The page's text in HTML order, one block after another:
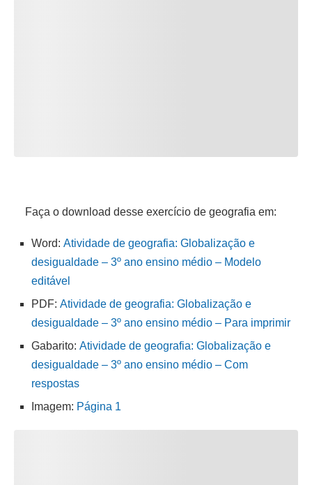
Faça o download desse exercício de geografia em:
Word: Atividade de geografia: Globalização e
desigualdade – 3º ano ensino médio – Modelo
editável
PDF: Atividade de geografia: Globalização e
desigualdade – 3º ano ensino médio – Para imprimir
Gabarito: Atividade de geografia: Globalização e
desigualdade – 3º ano ensino médio – Com
respostas
Imagem: Página 1